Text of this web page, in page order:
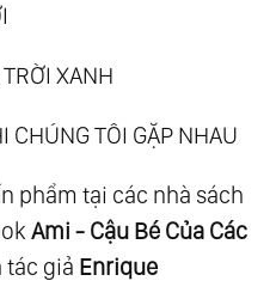
XANH
CHÚNG TÔI GẶP NHAU
phẩm tại các nhà sách
Ami - Cậu Bé Của Các
giả Enrique